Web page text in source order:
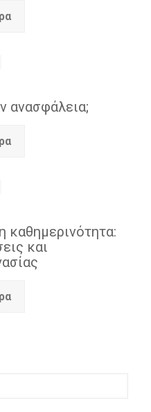
ανασφάλεια;
καθημερινότητα:
και